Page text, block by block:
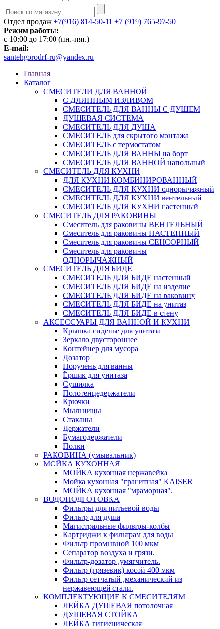
Отдел продаж +7(916) 814-50-11 +7 (919) 765-97-50
Режим работы:
c 10:00 до 17:00 (пн.-пят.)
E-mail:
santehgorodrf-ru@yandex.ru
Главная
Каталог
СМЕСИТЕЛИ ДЛЯ ВАННОЙ
С ДЛИННЫМ ИЗЛИВОМ
СМЕСИТЕЛЬ ДЛЯ ВАННЫ С ДУШЕМ
ДУШЕВАЯ СИСТЕМА
СМЕСИТЕЛЬ ДЛЯ ДУША
СМЕСИТЕЛЬ для скрытого монтажа
СМЕСИТЕЛЬ с термостатом
СМЕСИТЕЛЬ ДЛЯ ВАННЫ на борт
СМЕСИТЕЛЬ ДЛЯ ВАННОЙ напольный
СМЕСИТЕЛЬ ДЛЯ КУХНИ
ДЛЯ КУХНИ КОМБИНИРОВАННЫЙ
СМЕСИТЕЛЬ ДЛЯ КУХНИ однорычажный
СМЕСИТЕЛЬ ДЛЯ КУХНИ вентельный
СМЕСИТЕЛЬ ДЛЯ КУХНИ настенный
СМЕСИТЕЛЬ ДЛЯ РАКОВИНЫ
Смеситель для раковины ВЕНТЕЛЬНЫЙ
Смеситель для раковины НАСТЕННЫЙ
Смеситель для раковины СЕНСОРНЫЙ
Смеситель для раковины
ОДНОРЫЧАЖНЫЙ
СМЕСИТЕЛЬ ДЛЯ БИДЕ
СМЕСИТЕЛЬ ДЛЯ БИДЕ настенный
СМЕСИТЕЛЬ ДЛЯ БИДЕ на изделие
СМЕСИТЕЛЬ ДЛЯ БИДЕ на раковину
СМЕСИТЕЛЬ ДЛЯ БИДЕ на унитаз
СМЕСИТЕЛЬ ДЛЯ БИДЕ в стену
АКСЕССУАРЫ ДЛЯ ВАННОЙ И КУХНИ
Крышка сиденье для унитаза
Зеркало двустороннее
Контейнер для мусора
Дозатор
Поручень для ванны
Ёршик для унитаза
Сушилка
Полотенцедержатели
Крючки
Мыльницы
Стаканы
Держатели
Бумагодержатели
Полки
РАКОВИНА (умывальник)
МОЙКА КУХОННАЯ
МОЙКА кухонная нержавейка
Мойка кухонная "гранитная" KAISER
МОЙКА кухонная "мраморная".
ВОДОПОДГОТОВКА
Фильтры для питьевой воды
Фильтр для душа
Магистральные фильтры-колбы
Картриджи к фильтрам для воды
Фильтр промывной 100 мкм
Сепаратор воздуха и грязи.
Фильтр-дозатор ,умягчитель.
Фильтр (грязевик) косой 400 мкм
Фильтр сетчатый ,механический из
нержавеющей стали.
КОМПЛЕКТУЮЩИЕ К СМЕСИТЕЛЯМ
ЛЕЙКА ДУШЕВАЯ потолочная
ДУШЕВАЯ СТОЙКА
ЛЕЙКА гигиеническая